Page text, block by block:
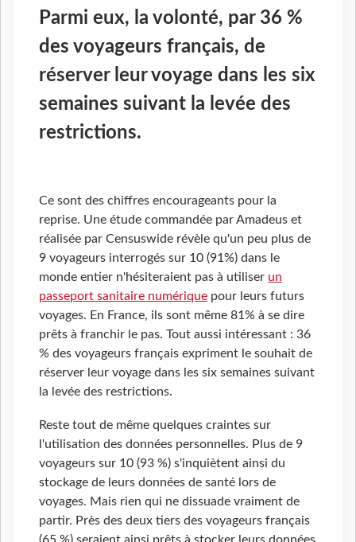
Parmi eux, la volonté, par 36 %
des voyageurs français, de
réserver leur voyage dans les six
semaines suivant la levée des
restrictions.
Ce sont des chiffres encourageants pour la
reprise. Une étude commandée par Amadeus et
réalisée par Censuswide révèle qu'un peu plus de
9 voyageurs interrogés sur 10 (91%) dans le
monde entier n'hésiteraient pas à utiliser un
passeport sanitaire numérique pour leurs futurs
voyages. En France, ils sont même 81% à se dire
prêts à franchir le pas. Tout aussi intéressant : 36
% des voyageurs français expriment le souhait de
réserver leur voyage dans les six semaines suivant
la levée des restrictions.
Reste tout de même quelques craintes sur
l'utilisation des données personnelles. Plus de 9
voyageurs sur 10 (93 %) s'inquiètent ainsi du
stockage de leurs données de santé lors de
voyages. Mais rien qui ne dissuade vraiment de
partir. Près des deux tiers des voyageurs français